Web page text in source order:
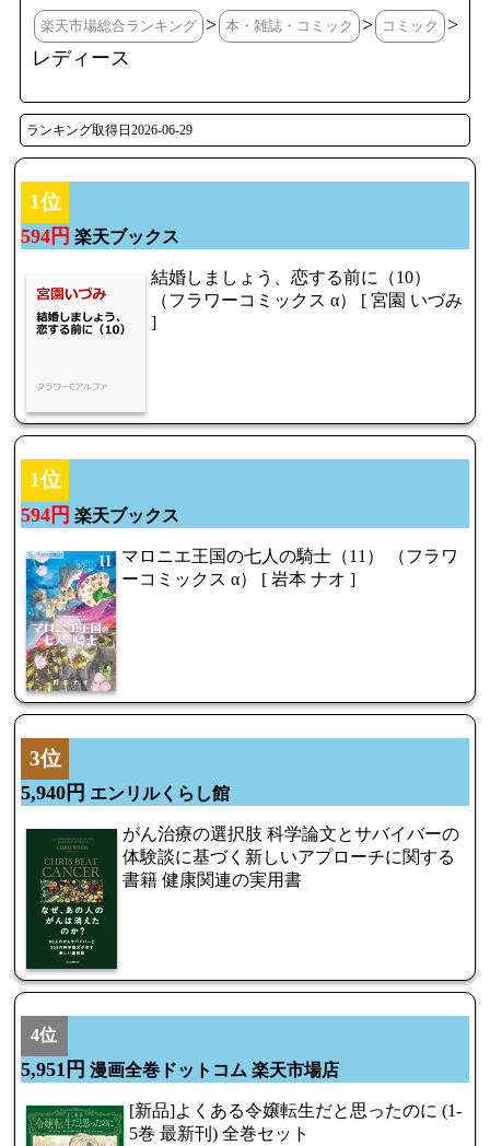
楽天市場総合ランキング > 本・雑誌・コミック > コミック
>
レディース
ランキング取得日2026-06-29
1位
594円 楽天ブックス
結婚しましょう、恋する前に（10）
（フラワーコミックス α） [ 宮園 いづみ
]
1位
594円 楽天ブックス
マロニエ王国の七人の騎士（11） （フラワ
ーコミックス α） [ 岩本 ナオ ]
3位
5,940円 エンリルくらし館
がん治療の選択肢 科学論文とサバイバーの
体験談に基づく新しいアプローチに関する
書籍 健康関連の実用書
4位
5,951円 漫画全巻ドットコム 楽天市場店
[新品]よくある令嬢転生だと思ったのに (1-
5巻 最新刊) 全巻セット